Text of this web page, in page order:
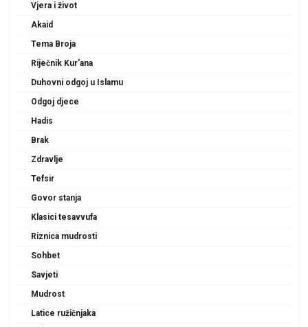
Vjera i život
Akaid
Tema Broja
Riječnik Kur'ana
Duhovni odgoj u Islamu
Odgoj djece
Hadis
Brak
Zdravlje
Tefsir
Govor stanja
Klasici tesavvufa
Riznica mudrosti
Sohbet
Savjeti
Mudrost
Latice ružičnjaka